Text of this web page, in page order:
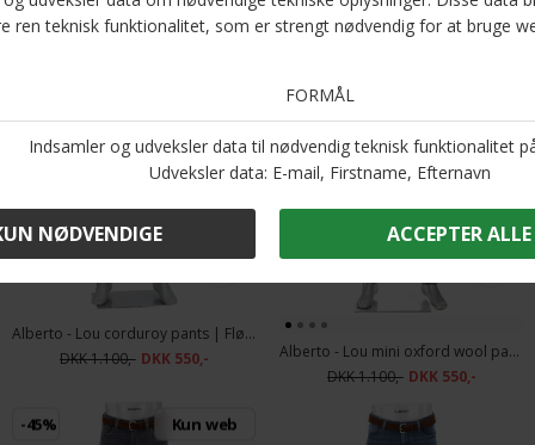
Alberto - Lou fancy wool pants | Bukser 1255 565 Brown
Alberto - Lou corduroy pants | Fløjlsbuks Light Beige
DKK 1.100,- DKK 550,-
Alberto - Lou corduroy pants | Fløjlsbuks Light Grey
DKK 1.100,- DKK 550,-
-50%
Alberto - Lou mini oxford wool pants | Bukser Grey
DKK 1.100,- DKK 550,-
-45% Kun web